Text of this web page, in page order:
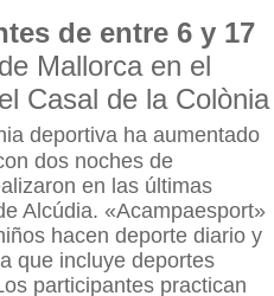
de entre 6 y 17
Mallorca en el
Casal de la Colònia
deportiva ha aumentado
dos noches de
en las últimas
Alcúdia. «Acampaesport»
hacen deporte diario y
que incluye deportes
participantes practican